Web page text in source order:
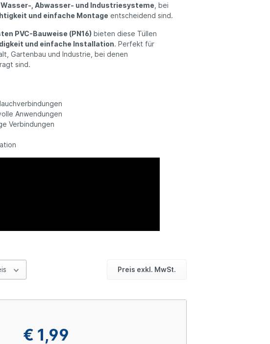
Wasser-, Abwasser- und Industriesysteme , bei
und einfache Montage entscheidend sind.
PVC-Bauweise (PN16) bieten diese Tüllen
und einfache Installation. Perfekt für
Gartenbau und Industrie, bei denen
sind.
Anwendungen
Verbindungen
Preis exkl. MwSt.
€ 1,99